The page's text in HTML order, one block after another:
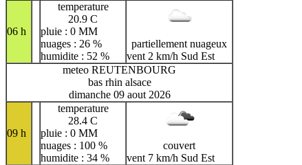
06 h
temperature
20.9 C
pluie : 0 MM
nuages : 26 %
humidite : 52 %
partiellement nuageux
vent 2 km/h Sud Est
meteo REUTENBOURG
bas rhin alsace
dimanche 09 aout 2026
09 h
temperature
28.4 C
pluie : 0 MM
nuages : 100 %
humidite : 34 %
couvert
vent 7 km/h Sud Est